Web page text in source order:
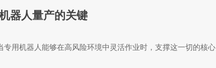
器人量产的关键
用机器人能够在高风险环境中灵活作业时，支撑这一切的核心